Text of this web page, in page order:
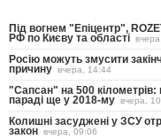
Під вогнем "Епіцентр",
РФ по Києву та області
Росію можуть змусити
причину вчера, 14:44
"Сапсан" на 500 кілометрів:
параді ще у 2018-му вчера,
Колишні засуджені у ЗСУ
закон вчера, 09:06